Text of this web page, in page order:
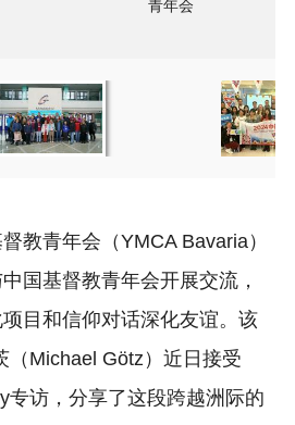
教青年会（YMCA Bavaria）
国基督教青年会开展交流，
目和信仰对话深化友谊。该
（Michael Götz）近日接受
专访，分享了这段跨越洲际的